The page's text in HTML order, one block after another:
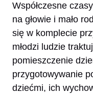
Współczesne
na głowie i mało
się w komplecie
młodzi ludzie
pomieszczenie
przygotowywanie
dziećmi, ich